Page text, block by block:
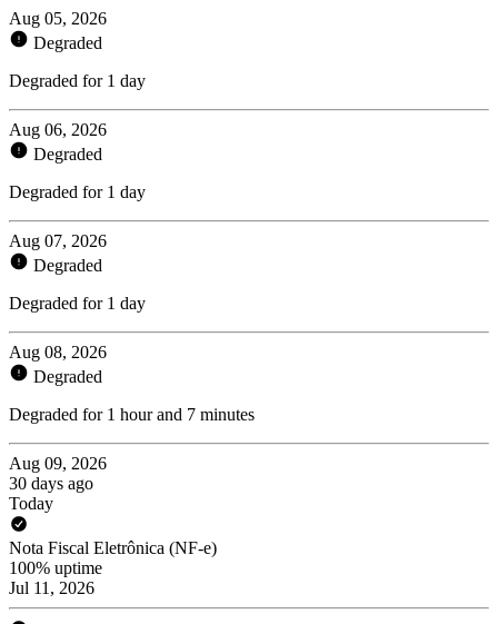
Aug 05, 2026
Degraded
Degraded for 1 day
Aug 06, 2026
Degraded
Degraded for 1 day
Aug 07, 2026
Degraded
Degraded for 1 day
Aug 08, 2026
Degraded
Degraded for 1 hour and 7 minutes
Aug 09, 2026
30 days ago
Today
Nota Fiscal Eletrônica (NF-e)
100% uptime
Jul 11, 2026